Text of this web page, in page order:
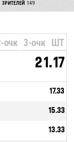
ЗРИТЕЛЕЙ 149
очк 3-очк ШТ
21.17
17.33
15.33
13.33